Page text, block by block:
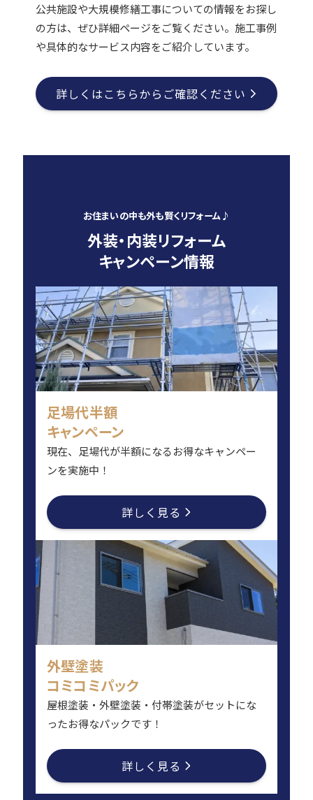
公共施設や大規模修繕工事についての情報をお探し
の方は、ぜひ詳細ページをご覧ください。施工事例
や具体的なサービス内容をご紹介しています。
詳しくはこちらからご確認ください
お住まいの中も外も賢くリフォーム♪
外装・内装リフォーム
キャンペーン情報
足場代半額
キャンペーン
現在、足場代が半額になるお得なキャンペー
ンを実施中！
詳しく見る
外壁塗装
コミコミパック
屋根塗装・外壁塗装・付帯塗装がセットにな
ったお得なパックです！
詳しく見る